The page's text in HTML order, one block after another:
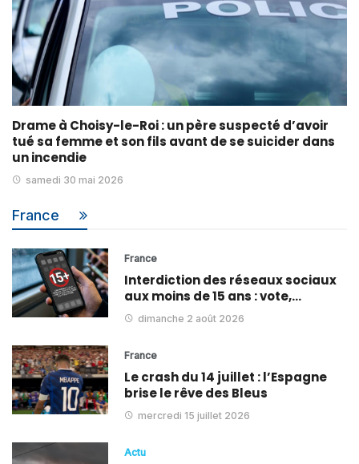
Drame à Choisy-le-Roi : un père suspecté d’avoir
tué sa femme et son fils avant de se suicider dans
un incendie
samedi 30 mai 2026
France
France
Interdiction des réseaux sociaux
aux moins de 15 ans : vote,…
dimanche 2 août 2026
France
Le crash du 14 juillet : l’Espagne
brise le rêve des Bleus
mercredi 15 juillet 2026
Actu